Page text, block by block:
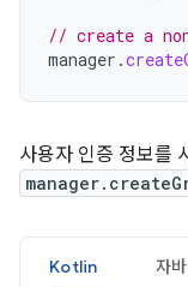
// create a
manager .
사용자 인증 정보를
Kotlin 자바